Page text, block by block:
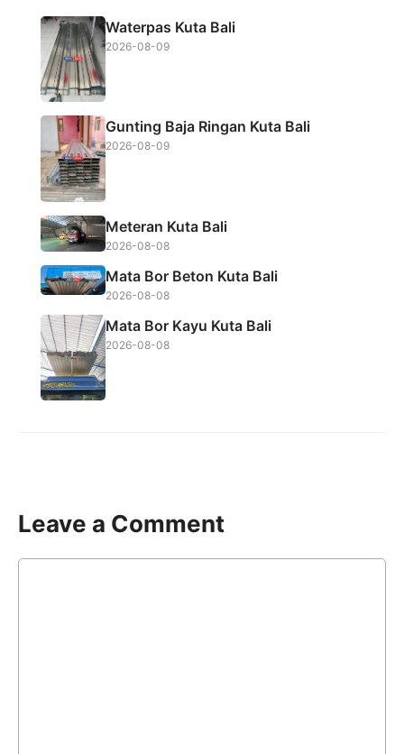
b
o
o
k
e
A
Waterpas Kuta Bali
2026-08-09
Gunting Baja Ringan Kuta Bali
2026-08-09
Meteran Kuta Bali
2026-08-08
Mata Bor Beton Kuta Bali
2026-08-08
Mata Bor Kayu Kuta Bali
2026-08-08
Leave a Comment
Comment